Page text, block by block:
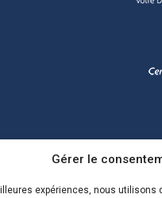
Gérer le
expériences, nous